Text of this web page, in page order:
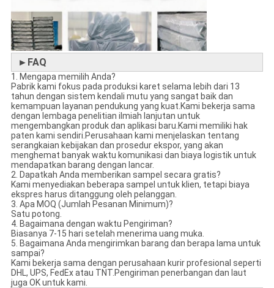
►FAQ
1. Mengapa memilih Anda?
Pabrik kami fokus pada produksi karet selama lebih dari 13
tahun dengan sistem kendali mutu yang sangat baik dan
kemampuan layanan pendukung yang kuat.Kami bekerja sama
dengan lembaga penelitian ilmiah lanjutan untuk
mengembangkan produk dan aplikasi baru.Kami memiliki hak
paten kami sendiri.Perusahaan kami menjelaskan tentang
serangkaian kebijakan dan prosedur ekspor, yang akan
menghemat banyak waktu komunikasi dan biaya logistik untuk
mendapatkan barang dengan lancar.
2. Dapatkah Anda memberikan sampel secara gratis?
Kami menyediakan beberapa sampel untuk klien, tetapi biaya
ekspres harus ditanggung oleh pelanggan.
3. Apa MOQ (Jumlah Pesanan Minimum)?
Satu potong.
4. Bagaimana dengan waktu Pengiriman?
Biasanya 7-15 hari setelah menerima uang muka.
5. Bagaimana Anda mengirimkan barang dan berapa lama untuk
sampai?
Kami bekerja sama dengan perusahaan kurir profesional seperti
DHL, UPS, FedEx atau TNT.Pengiriman penerbangan dan laut
juga OK untuk kami.